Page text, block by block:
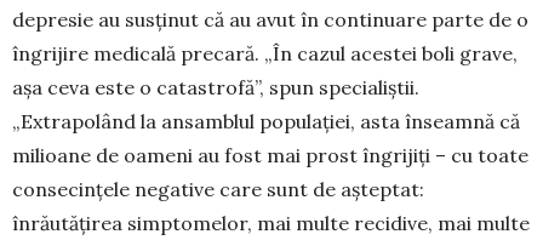
de­presie au susținut că au avut în continuare parte de o
îngrijire medicală precară. „În cazul aces­tei boli grave,
așa ceva este o catastrofă”, spun specialiștii.
„Extrapolând la ansam­blul populației, asta înseamnă că
milioane de oameni au fost mai prost îngrijiți – cu toate
consecințele nega­tive care sunt de așteptat:
înrăutățirea simptomelor, mai multe recidive, mai multe